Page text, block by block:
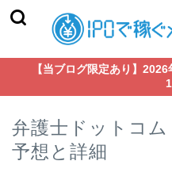
【当ブログ限定あり】
弁護士ドットコ
予想と詳細